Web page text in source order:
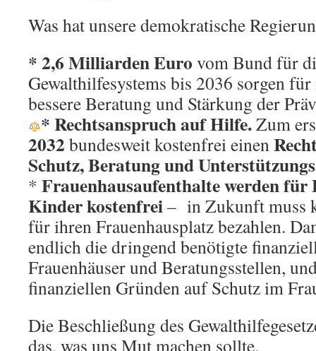
Was hat unsere demokratische
*2,6 Milliarden Euro vom Bund für
Gewalthilfesystems bis 2036 sorgen
bessere Beratung und Stärkung der
*Rechtsanspruch auf Hilfe.Zum
2032 bundesweit kostenfrei einen
Schutz, Beratung und
* Frauenhausaufenthalte werden für
Kinder kostenfrei– in Zukunft muss
für ihren Frauenhausplatz bezahlen.
endlich die dringend benötigte
Frauenhäuser und Beratungsstellen,
finanziellen Gründen auf Schutz im
Die Beschließung des
das, was uns Mut machen sollte.